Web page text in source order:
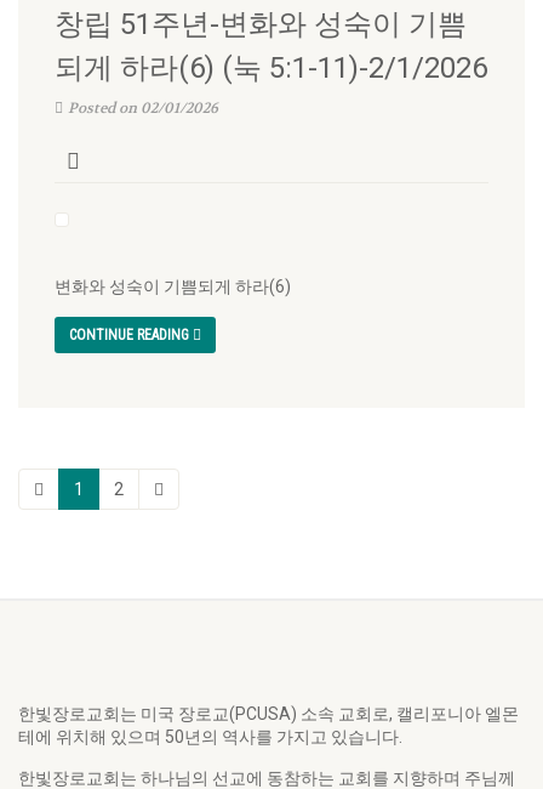
창립 51주년-변화와 성숙이 기쁨
되게 하라(6) (눅 5:1-11)-2/1/2026
Posted on 02/01/2026
변화와 성숙이 기쁨되게 하라(6)
CONTINUE READING
1 2
한빛장로교회는 미국 장로교(PCUSA) 소속 교회로, 캘리포니아 엘몬
테에 위치해 있으며 50년의 역사를 가지고 있습니다.
한빛장로교회는 하나님의 선교에 동참하는 교회를 지향하며 주님께